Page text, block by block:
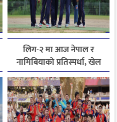
लिग-२ मा आज नेपाल र
नामिबियाको प्रतिस्पर्धा, खेल
नेपाली समयअनुसार दिउँसो ३
बजे सुरु हुने